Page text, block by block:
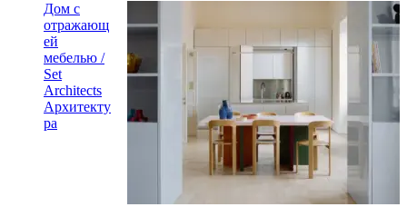
Дом с
отражающ
ей
мебелью /
Set
Architects
Архитекту
ра